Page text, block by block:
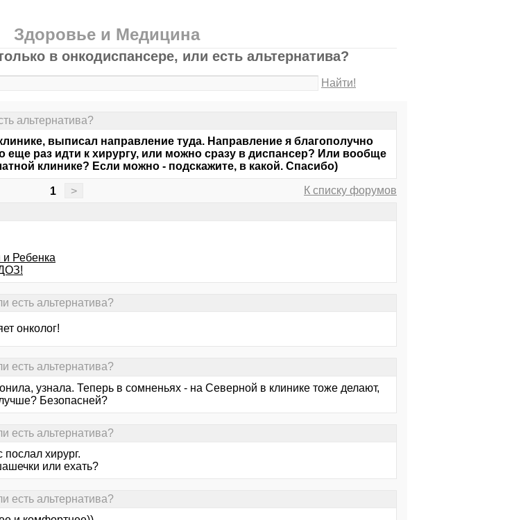
Здоровье и Медицина
в онкодиспансере, или есть альтернатива?
Найти!
альтернатива?
выписал направление туда. Направление я благополучно
еще раз идти к хирургу, или можно сразу в диспансер? Или вообще
клинике? Если можно - подскажите, в какой. Спасибо)
1 >
К списку форумов
и Ребенка
есть альтернатива?
онколог!
есть альтернатива?
узнала. Теперь в сомненьях - на Северной в клинике тоже делают,
Безопасней?
есть альтернатива?
хирург.
или ехать?
есть альтернатива?